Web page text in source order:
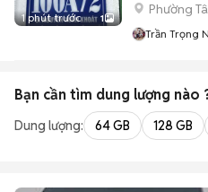
1 phút trước 1
Phường
Trần Trọng
Bạn cần tìm dung lượng nào
Dung lượng: 64 GB 128 GB